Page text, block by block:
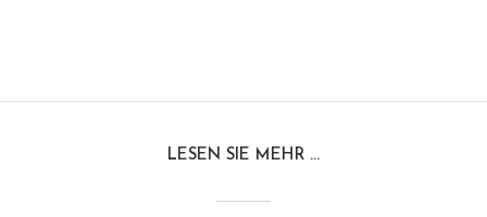
LESEN SIE MEHR ...